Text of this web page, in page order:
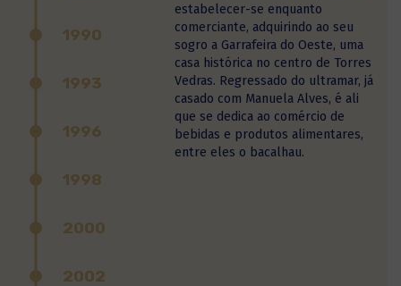
1990
1993
1996
1998
2000
2002
estabelecer-se enquanto
comerciante, adquirindo ao seu
sogro a Garrafeira do Oeste, uma
casa histórica no centro de Torres
Vedras. Regressado do ultramar, já
casado com Manuela Alves, é ali
que se dedica ao comércio de
bebidas e produtos alimentares,
entre eles o bacalhau.